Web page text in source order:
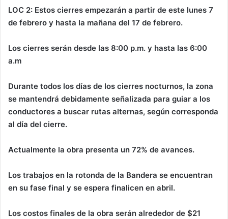
LOC 2: Estos cierres empezarán a partir de este lunes 7
de febrero y hasta la mañana del 17 de febrero.
Los cierres serán desde las 8:00 p.m. y hasta las 6:00
a.m
Durante todos los días de los cierres nocturnos, la zona
se mantendrá debidamente señalizada para guiar a los
conductores a buscar rutas alternas, según corresponda
al día del cierre.
Actualmente la obra presenta un 72% de avances.
Los trabajos en la rotonda de la Bandera se encuentran
en su fase final y se espera finalicen en abril.
Los costos finales de la obra serán alrededor de $21